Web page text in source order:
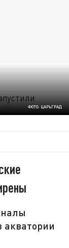
ФОТО: ЦАРЬГРАД
акватории